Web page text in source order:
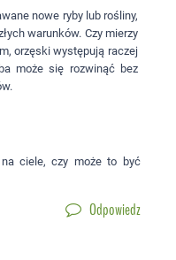
nowe ryby lub rośliny,
warunków. Czy mierzy
orzęski występują raczej
może się rozwinąć bez
ciele, czy może to być
Odpowiedz